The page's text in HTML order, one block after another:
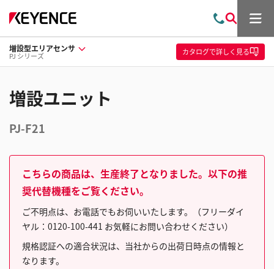
問
い
合
わ
索
メ
ュ
ー
増設型エリアセンサ
PJ シリーズ カタログで詳しく見る
増設ユニット
PJ-F21
こちらの商品は、生産終了となりました。以下の推
奨代替機種をご覧ください。
ご不明点は、お電話でもお伺いいたします。（フリーダイ
ヤル：0120-100-441 お気軽にお問い合わせください）
規格認証への適合状況は、当社からの出荷日時点の情報と
なります。